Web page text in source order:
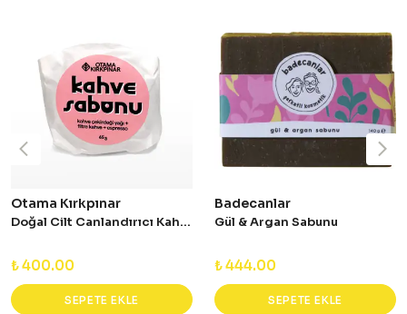
Otama Kırkpınar
Doğal Cilt Canlandırıcı Kahve Sabunu 65 gr
₺ 400.00
SEPETE EKLE
Badecanlar
Gül & Argan Sabunu
₺ 444.00
SEPETE EKLE